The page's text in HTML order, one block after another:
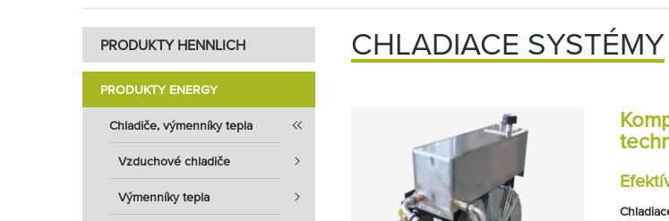
PRODUKTY HENNLICH
PRODUKTY ENERGY
Chladiče, výmenníky tepla
Vzduchové chladiče
Výmenníky tepla
CHLADIACE SYSTÉMY